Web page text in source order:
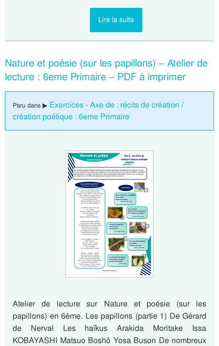
Lire la suite
Nature et poésie (sur les papillons) – Atelier de
lecture : 6eme Primaire – PDF à imprimer
Paru dans ▶ Exercices - Axe de : récits de création /
création poétique : 6eme Primaire
Atelier de lecture sur Nature et poésie (sur les
papillons) en 6ème. Les papillons (partie 1) De Gérard
de Nerval Les haïkus Arakida Moritake Issa
KOBAYASHI Matsuo Boshô Yosa Buson De nombreux